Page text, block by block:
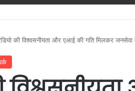
की विश्वसनीयता और एआई की गति मिलकर